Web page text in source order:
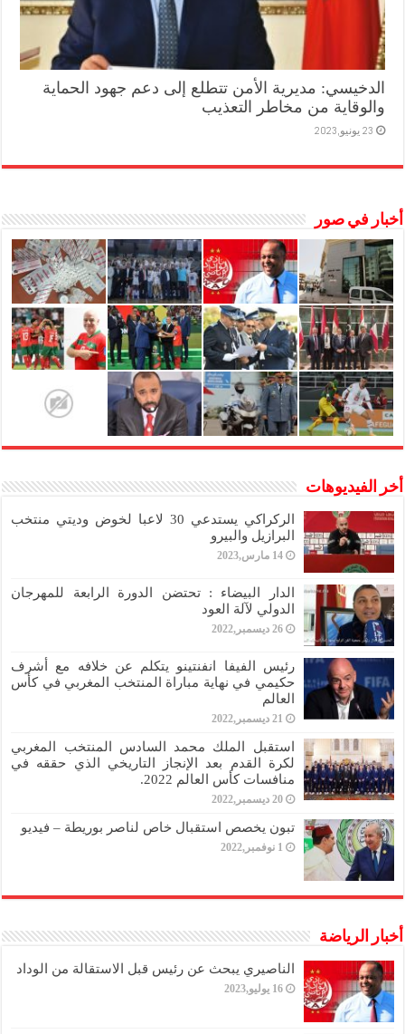
الدخيسي: مديرية الأمن تتطلع إلى دعم جهود الحماية
والوقاية من مخاطر التعذيب
23 يونيو,2023
أخبار في صور
أخر الفيديوهات
الركراكي يستدعي 30 لاعبا لخوض وديتي منتخب
البرازيل والبيرو
14 مارس,2023
الدار البيضاء : تحتضن الدورة الرابعة للمهرجان
الدولي لآلة العود
26 ديسمبر,2022
رئيس الفيفا انفنتينو يتكلم عن خلافه مع أشرف
حكيمي في نهاية مباراة المنتخب المغربي في كأس
العالم
21 ديسمبر,2022
استقبل الملك محمد السادس المنتخب المغربي
لكرة القدم بعد الإنجاز التاريخي الذي حققه في
منافسات كأس العالم 2022.
20 ديسمبر,2022
تبون يخصص استقبال خاص لناصر بوريطة – فيديو
1 نوفمبر,2022
أخبار الرياضة
الناصيري يبحث عن رئيس قبل الاستقالة من الوداد
16 يوليو,2023